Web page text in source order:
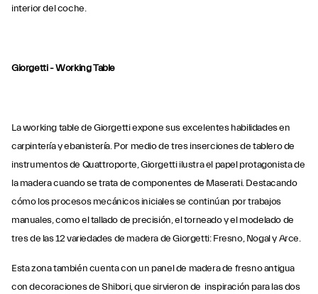
interior del coche.
Giorgetti - Working Table
La working table de Giorgetti expone sus excelentes habilidades en
carpintería y ebanistería. Por medio de tres inserciones de tablero de
instrumentos de Quattroporte, Giorgetti ilustra el papel protagonista de
la madera cuando se trata de componentes de Maserati. Destacando
cómo los procesos mecánicos iniciales se continúan por trabajos
manuales, como el tallado de precisión, el torneado y el modelado de
tres de las 12 variedades de madera de Giorgetti: Fresno, Nogal y Arce.
Esta zona también cuenta con un panel de madera de fresno antigua
con decoraciones de Shibori, que sirvieron de inspiración para las dos